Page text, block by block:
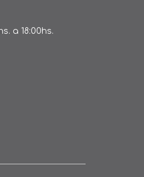
a 18:00hs.